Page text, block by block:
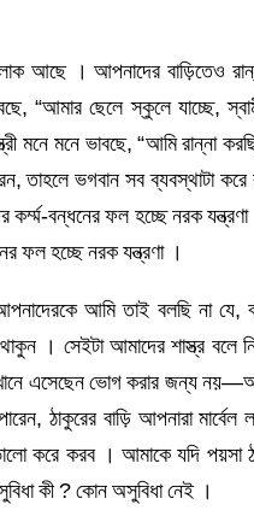
লোক আছে । আপনাদের বাড়িতেও
“আমার ছেলে স্কুলে যাচ্ছে,
মনে মনে ভাবছে, “আমি রান্না
তাহলে ভগবান সব ব্যবস্থাটা করে
বন্ধনের ফল হচ্ছে নরক
ফল হচ্ছে নরক যন্ত্রণা ।
আমি তাই বলছি না যে,
থাকুন । সেইটা আমাদের শাস্ত্র
এসেছেন ভোগ করার জন্য
ঠাকুরের বাড়ি আপনারা
করে করব । আমাকে যদি পয়সা
কী ? কোন অসুবিধা নেই ।